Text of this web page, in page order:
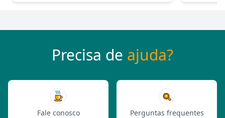
Precisa de ajuda?
Fale conosco Perguntas frequentes